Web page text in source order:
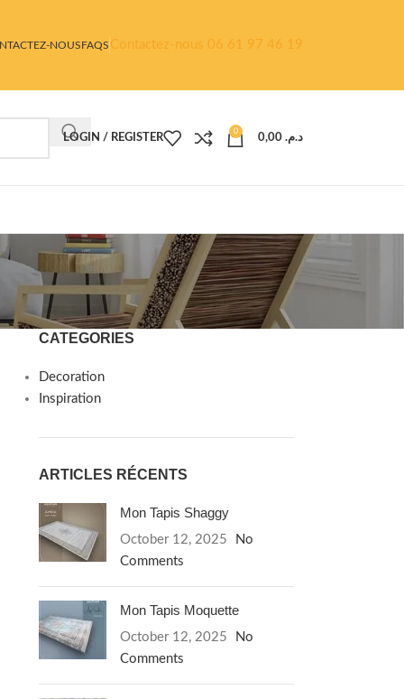
NOUSFAQS Contactez-nous 06 61 97 46 19
LOGIN / REGISTER
0
د.م.
CATEGORIES
Decoration
Inspiration
ARTICLES RÉCENTS
Mon Tapis Shaggy
October 12, 2025
No
Comments
Mon Tapis Moquette
October 12, 2025
No
Comments